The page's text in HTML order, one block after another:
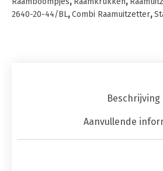
2640-20-44/BL,Combi Raamuitzetter,
Beschrijving
Aanvullende